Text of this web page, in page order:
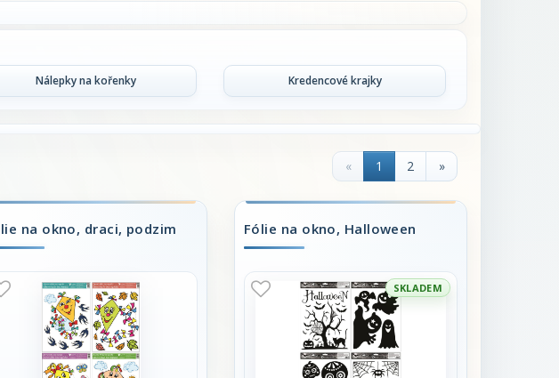
Nálepky na kořenky Kredencové krajky
« 1 2 »
na okno, draci, podzim Fólie na okno, Halloween
SKLADEM